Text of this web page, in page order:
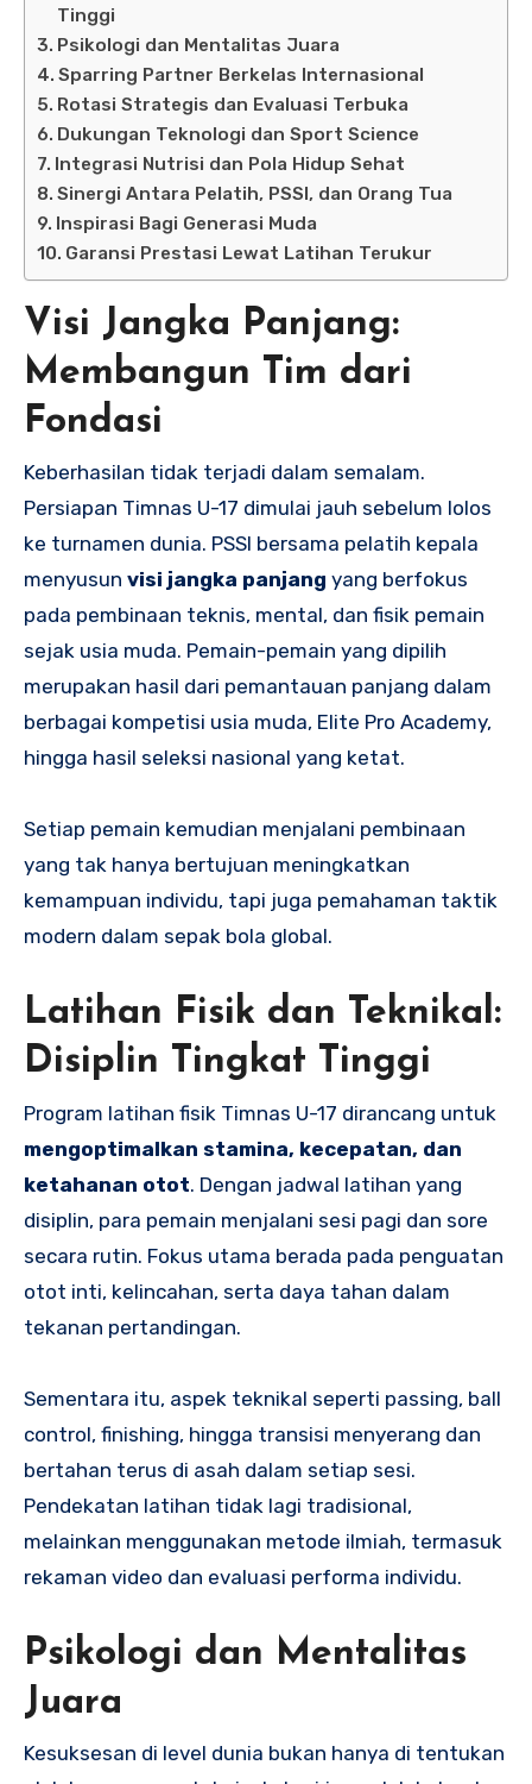
Tinggi
Psikologi dan Mentalitas Juara
Sparring Partner Berkelas Internasional
Rotasi Strategis dan Evaluasi Terbuka
Dukungan Teknologi dan Sport Science
Integrasi Nutrisi dan Pola Hidup Sehat
Sinergi Antara Pelatih, PSSI, dan Orang Tua
Inspirasi Bagi Generasi Muda
Garansi Prestasi Lewat Latihan Terukur
Visi Jangka Panjang:
Membangun Tim dari
Fondasi
Keberhasilan tidak terjadi dalam semalam.
Persiapan Timnas U-17 dimulai jauh sebelum lolos
ke turnamen dunia. PSSI bersama pelatih kepala
menyusun visi jangka panjang yang berfokus
pada pembinaan teknis, mental, dan fisik pemain
sejak usia muda. Pemain-pemain yang dipilih
merupakan hasil dari pemantauan panjang dalam
berbagai kompetisi usia muda, Elite Pro Academy,
hingga hasil seleksi nasional yang ketat.
Setiap pemain kemudian menjalani pembinaan
yang tak hanya bertujuan meningkatkan
kemampuan individu, tapi juga pemahaman taktik
modern dalam sepak bola global.
Latihan Fisik dan Teknikal:
Disiplin Tingkat Tinggi
Program latihan fisik Timnas U-17 dirancang untuk
mengoptimalkan stamina, kecepatan, dan
ketahanan otot. Dengan jadwal latihan yang
disiplin, para pemain menjalani sesi pagi dan sore
secara rutin. Fokus utama berada pada penguatan
otot inti, kelincahan, serta daya tahan dalam
tekanan pertandingan.
Sementara itu, aspek teknikal seperti passing, ball
control, finishing, hingga transisi menyerang dan
bertahan terus di asah dalam setiap sesi.
Pendekatan latihan tidak lagi tradisional,
melainkan menggunakan metode ilmiah, termasuk
rekaman video dan evaluasi performa individu.
Psikologi dan Mentalitas
Juara
Kesuksesan di level dunia bukan hanya di tentukan